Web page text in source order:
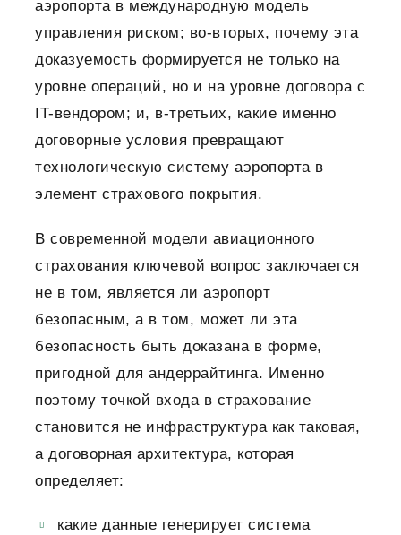
аэропорта в международную модель
управления риском; во-вторых, почему эта
доказуемость формируется не только на
уровне операций, но и на уровне договора с
IT-вендором; и, в-третьих, какие именно
договорные условия превращают
технологическую систему аэропорта в
элемент страхового покрытия.
В современной модели авиационного
страхования ключевой вопрос заключается
не в том, является ли аэропорт
безопасным, а в том, может ли эта
безопасность быть доказана в форме,
пригодной для андеррайтинга. Именно
поэтому точкой входа в страхование
становится не инфраструктура как таковая,
а договорная архитектура, которая
определяет:
какие данные генерирует система